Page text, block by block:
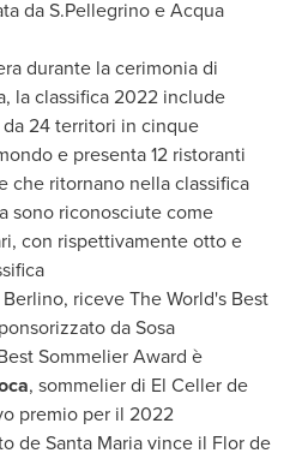
da S.Pellegrino eAcqua
durante la cerimonia di
la classifica 2022 include
24 territori in cinque
e presenta 12 ristoranti
che ritornano nella classifica
sono riconosciute come
con rispettivamente otto e
riceve The World's Best
da Sosa
Sommelier Award è
, sommelier di El Celler de
premio per il 2022
de Santa Maria vince il Flor de